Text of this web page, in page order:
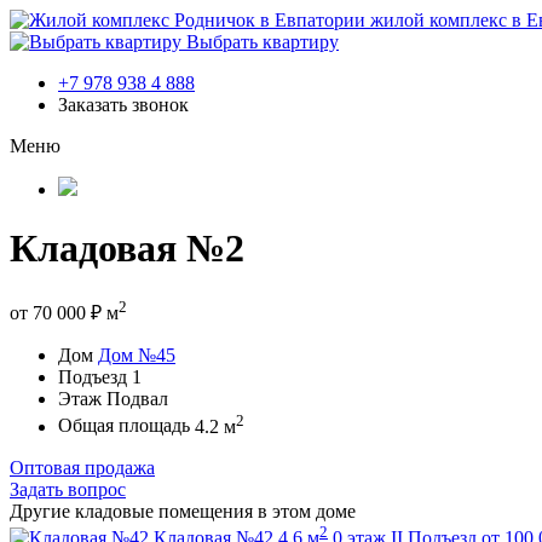
жилой комплекс в
Выбрать квартиру
+7 978 938 4 888
Заказать звонок
Меню
Кладовая №2
от 70 000 ₽ м2
Дом Дом №45
Подъезд 1
Этаж Подвал
Общая площадь 4.2 м2
Оптовая продажа
Задать вопрос
Другие кладовые помещения в этом доме
Кладовая №42 4.6 м2 0 этаж II Подъезд от 100